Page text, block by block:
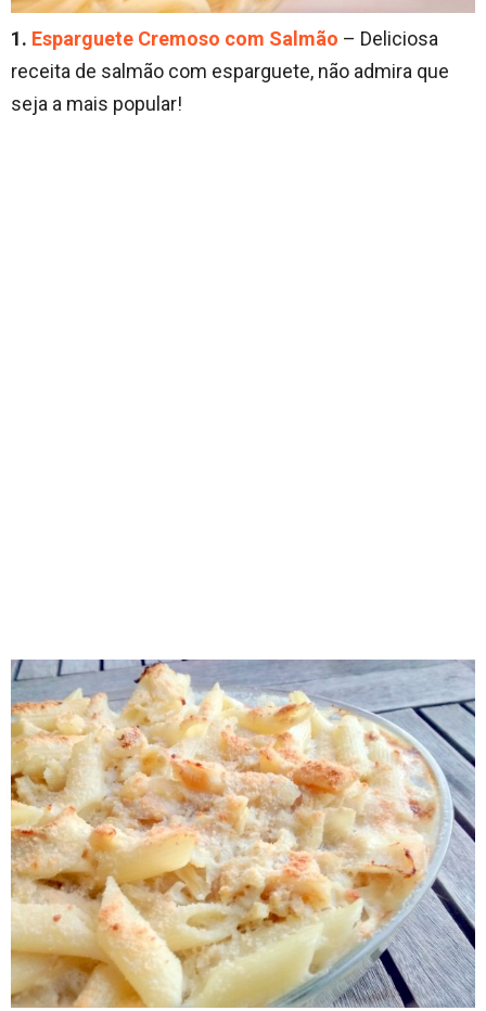
1. Esparguete Cremoso com Salmão – Deliciosa
receita de salmão com esparguete, não admira que
seja a mais popular!